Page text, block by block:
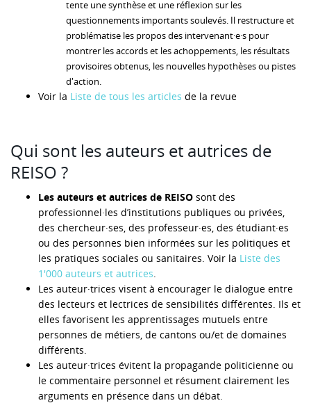
tente une synthèse et une réflexion sur les
questionnements importants soulevés. Il restructure et
problématise les propos des intervenant·e·s pour
montrer les accords et les achoppements, les résultats
provisoires obtenus, les nouvelles hypothèses ou pistes
d'action.
Voir la Liste de tous les articles de la revue
Qui sont les auteurs et autrices de
REISO ?
Les auteurs et autrices de REISO sont des
professionnel·les d’institutions publiques ou privées,
des chercheur·ses, des professeur·es, des étudiant·es
ou des personnes bien informées sur les politiques et
les pratiques sociales ou sanitaires. Voir la Liste des
1'000 auteurs et autrices.
Les auteur·trices visent à encourager le dialogue entre
des lecteurs et lectrices de sensibilités différentes. Ils et
elles favorisent les apprentissages mutuels entre
personnes de métiers, de cantons ou/et de domaines
différents.
Les auteur·trices évitent la propagande politicienne ou
le commentaire personnel et résument clairement les
arguments en présence dans un débat.